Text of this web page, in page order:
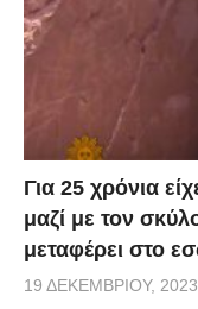
Για 25 χρόνια
μαζί με τον
μεταφέρει στο
19 ΔΕΚΕΜΒΡΊΟΥ, 2023